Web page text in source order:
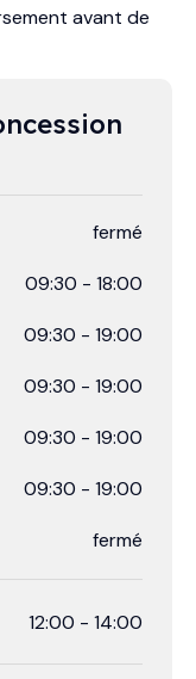
avant de
fermé
09:30 - 18:00
09:30 - 19:00
09:30 - 19:00
09:30 - 19:00
09:30 - 19:00
fermé
12:00 - 14:00